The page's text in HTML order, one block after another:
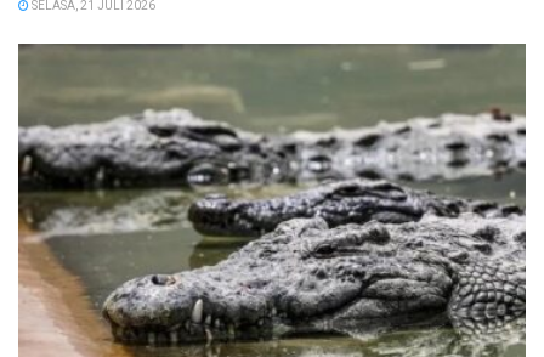
SELASA, 21 JULI 2026